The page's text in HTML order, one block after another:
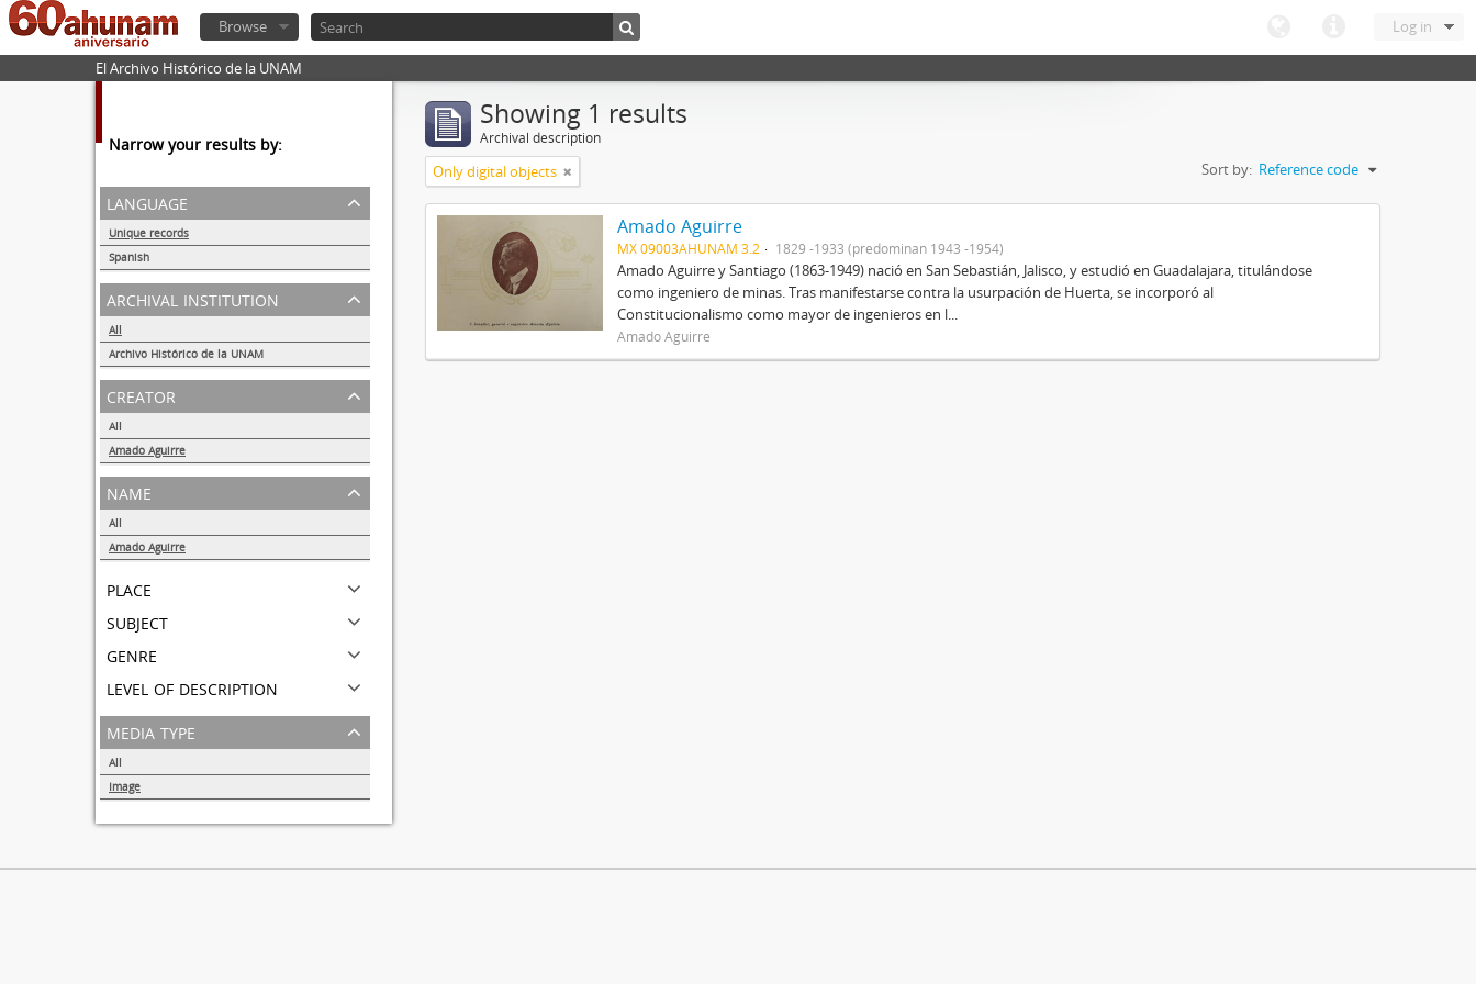
Log in
Browse
El Archivo Histórico de la UNAM
Narrow your results by:
language
Unique records
Spanish
1
archival institution
All
Archivo Histórico de la UNAM
1
creator
All
Amado Aguirre
1
name
All
Amado Aguirre
place
subject
genre
level of description
media type
All
Image
Showing 1 results
Archival description
Only digital objects Sort by: Reference code
Amado Aguirre
MX 09003AHUNAM 3.2 1829 -1933 (predominan 1943 -1954)
Amado Aguirre y Santiago (1863-1949) nació en San Sebastián, Jalisco, y estudió en Guadalajara, titulándose
como ingeniero de minas. Tras manifestarse contra la usurpación de Huerta, se incorporó al
Constitucionalismo como mayor de ingenieros en l...
Amado Aguirre